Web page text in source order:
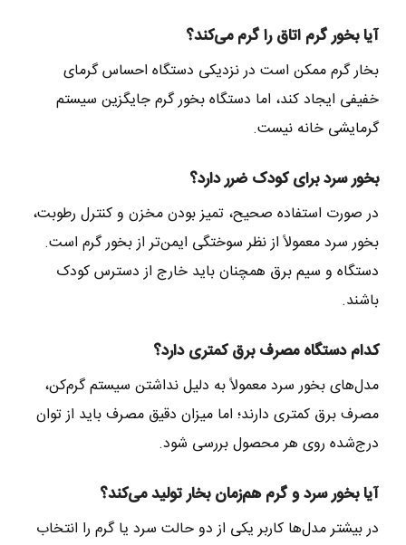
آیا بخور گرم اتاق را گرم می‌کند؟
بخار گرم ممکن است در نزدیکی دستگاه احساس گرمای
خفیفی ایجاد کند، اما دستگاه بخور گرم جایگزین سیستم
گرمایشی خانه نیست.
بخور سرد برای کودک ضرر دارد؟
در صورت استفاده صحیح، تمیز بودن مخزن و کنترل رطوبت،
بخور سرد معمولاً از نظر سوختگی ایمن‌تر از بخور گرم است.
دستگاه و سیم برق همچنان باید خارج از دسترس کودک
باشند.
کدام دستگاه مصرف برق کمتری دارد؟
مدل‌های بخور سرد معمولاً به دلیل نداشتن سیستم گرم‌کن،
مصرف برق کمتری دارند؛ اما میزان دقیق مصرف باید از توان
درج‌شده روی هر محصول بررسی شود.
آیا بخور سرد و گرم هم‌زمان بخار تولید می‌کند؟
در بیشتر مدل‌ها کاربر یکی از دو حالت سرد یا گرم را انتخاب